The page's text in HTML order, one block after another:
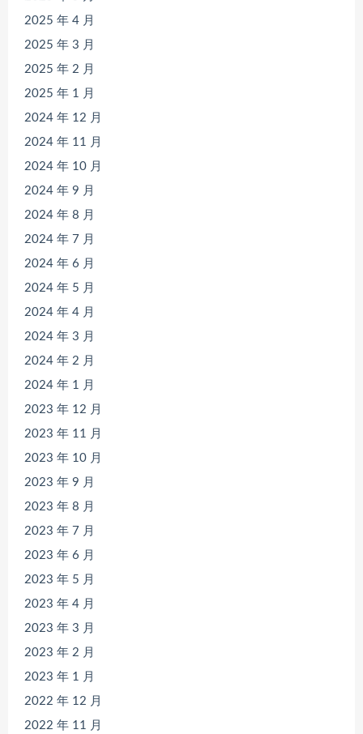
2025 年 4 月
2025 年 3 月
2025 年 2 月
2025 年 1 月
2024 年 12 月
2024 年 11 月
2024 年 10 月
2024 年 9 月
2024 年 8 月
2024 年 7 月
2024 年 6 月
2024 年 5 月
2024 年 4 月
2024 年 3 月
2024 年 2 月
2024 年 1 月
2023 年 12 月
2023 年 11 月
2023 年 10 月
2023 年 9 月
2023 年 8 月
2023 年 7 月
2023 年 6 月
2023 年 5 月
2023 年 4 月
2023 年 3 月
2023 年 2 月
2023 年 1 月
2022 年 12 月
2022 年 11 月